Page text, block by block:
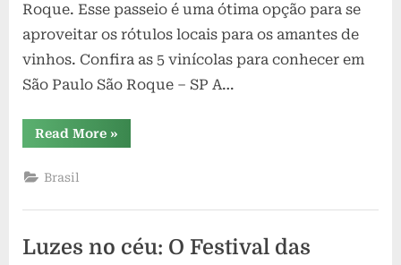
Roque. Esse passeio é uma ótima opção para se
aproveitar os rótulos locais para os amantes de
vinhos. Confira as 5 vinícolas para conhecer em
São Paulo São Roque – SP A…
Read More“Mais
uma
Conhecer
Paulo”
»
Brasil
Luzes no céu: O Festival das